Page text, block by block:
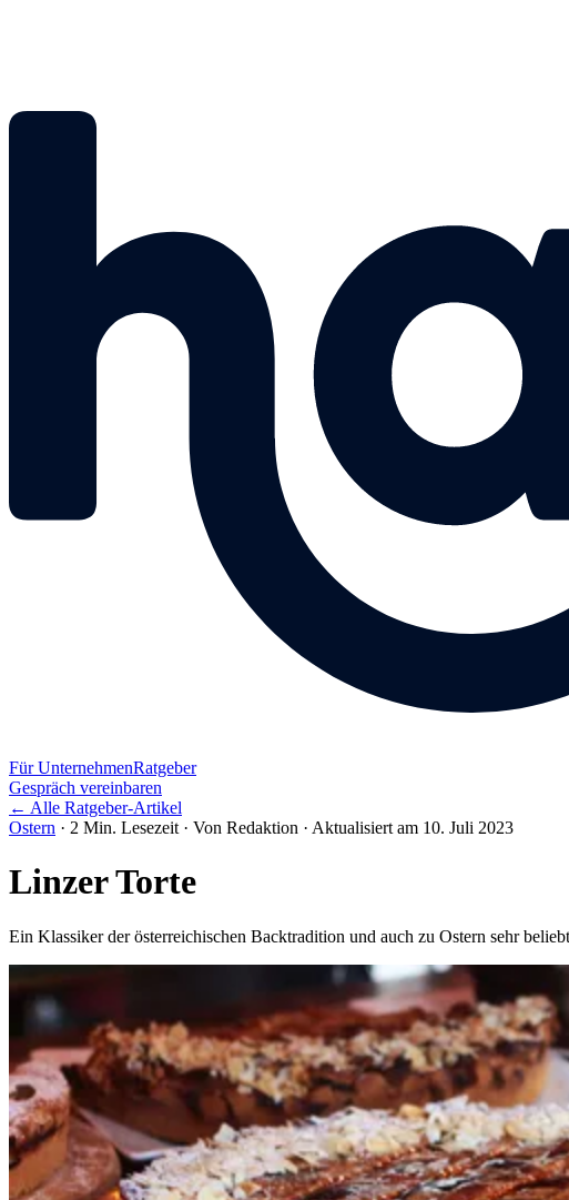
Für UnternehmenRatgeber
Gespräch vereinbaren
← Alle Ratgeber-Artikel
Ostern · 2 Min. Lesezeit · Von Redaktion · Aktualisiert am 10. Juli 2023
Linzer Torte
Ein Klassiker der österreichischen Backtradition und auch zu Ostern sehr